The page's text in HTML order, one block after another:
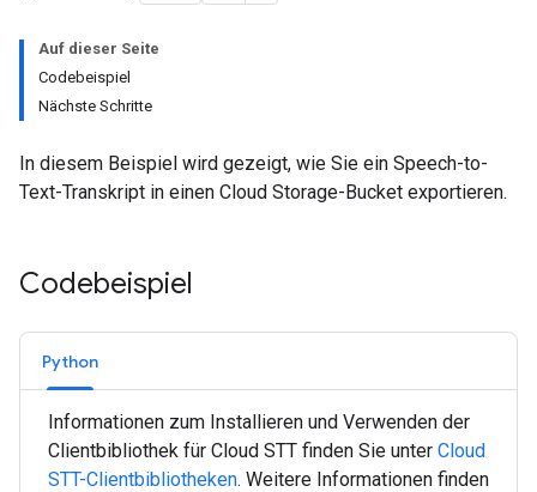
Auf dieser Seite
Codebeispiel
Nächste Schritte
In diesem Beispiel wird gezeigt, wie Sie ein Speech-to-
Text-Transkript in einen Cloud Storage-Bucket exportieren.
Codebeispiel
Python
Informationen zum Installieren und Verwenden der
Clientbibliothek für Cloud STT finden Sie unter Cloud
STT-Clientbibliotheken. Weitere Informationen finden